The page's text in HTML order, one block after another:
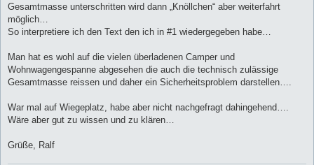
Gesamtmasse unterschritten wird dann „Knöllchen“ aber weiterfahrt
möglich…
So interpretiere ich den Text den ich in #1 wiedergegeben habe…
Man hat es wohl auf die vielen überladenen Camper und
Wohnwagengespanne abgesehen die auch die technisch zulässige
Gesamtmasse reissen und daher ein Sicherheitsproblem darstellen….
War mal auf Wiegeplatz, habe aber nicht nachgefragt dahingehend….
Wäre aber gut zu wissen und zu klären…
Grüße, Ralf